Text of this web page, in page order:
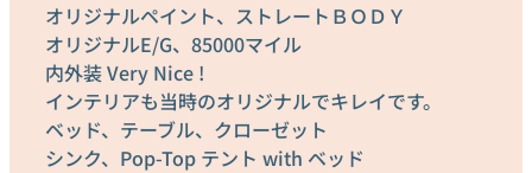
オリジナルペイント、ストレートＢＯＤＹ
オリジナルE/G、85000マイル
内外装 Very Nice !
インテリアも当時のオリジナルでキレイです。
ベッド、テーブル、クローゼット
シンク、Pop-Top テント with ベッド